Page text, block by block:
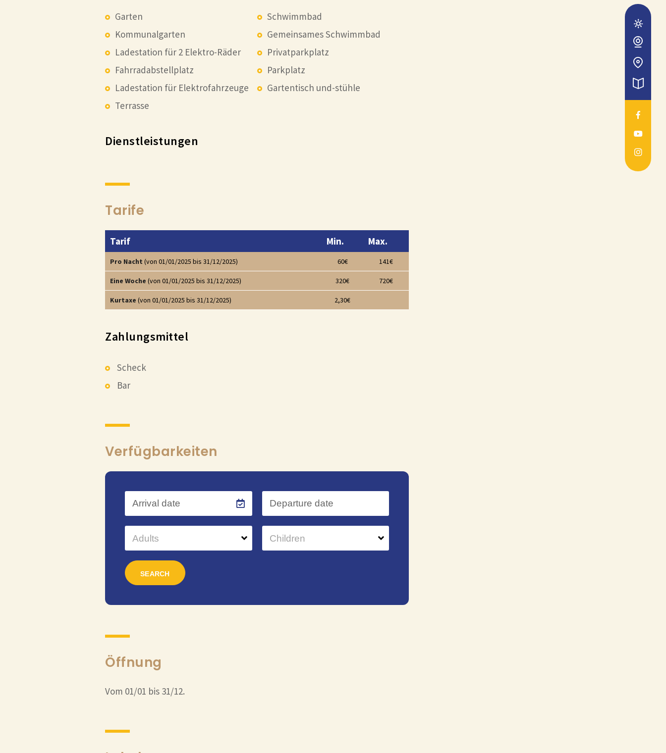
Garten
Schwimmbad
Kommunalgarten
Gemeinsames Schwimmbad
Ladestation für 2 Elektro-Räder
Privatparkplatz
Fahrradabstellplatz
Parkplatz
Ladestation für Elektrofahrzeuge
Gartentisch und-stühle
Terrasse
Dienstleistungen
Tarife
Tarif Min. Max.
Pro Nacht (von 01/01/2025 bis 31/12/2025) 60€ 141€
Eine Woche (von 01/01/2025 bis 31/12/2025) 320€ 720€
Kurtaxe (von 01/01/2025 bis 31/12/2025) 2,30€
Zahlungsmittel
Scheck
Bar
Verfügbarkeiten
Öffnung
Vom 01/01 bis 31/12.